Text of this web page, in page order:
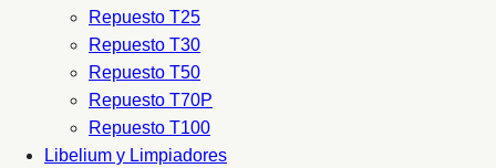
Repuesto T25
Repuesto T30
Repuesto T50
Repuesto T70P
Repuesto T100
Libelium y Limpiadores